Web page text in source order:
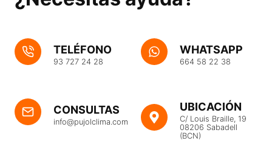
TELÉFONO
93 727 24 28
WHATSAPP
664 58 22 38
CONSULTAS
info@pujolclima.com
UBICACIÓN
C/ Louis Braille, 19
08206 Sabadell
(BCN)